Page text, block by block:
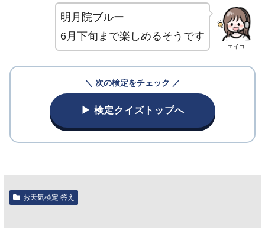
エイコ
明月院ブルー
6月下旬まで楽しめるそうです
＼ 次の検定をチェック ／
▶ 検定クイズトップへ
お天気検定 答え